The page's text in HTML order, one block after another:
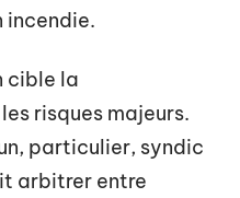
incendie.
cible la
risques majeurs.
particulier, syndic
arbitrer entre